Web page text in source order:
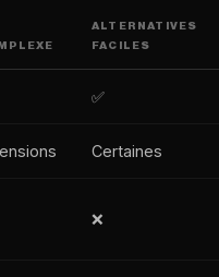
ALTERNATIVES
FACILES
✅
Certaines
❌